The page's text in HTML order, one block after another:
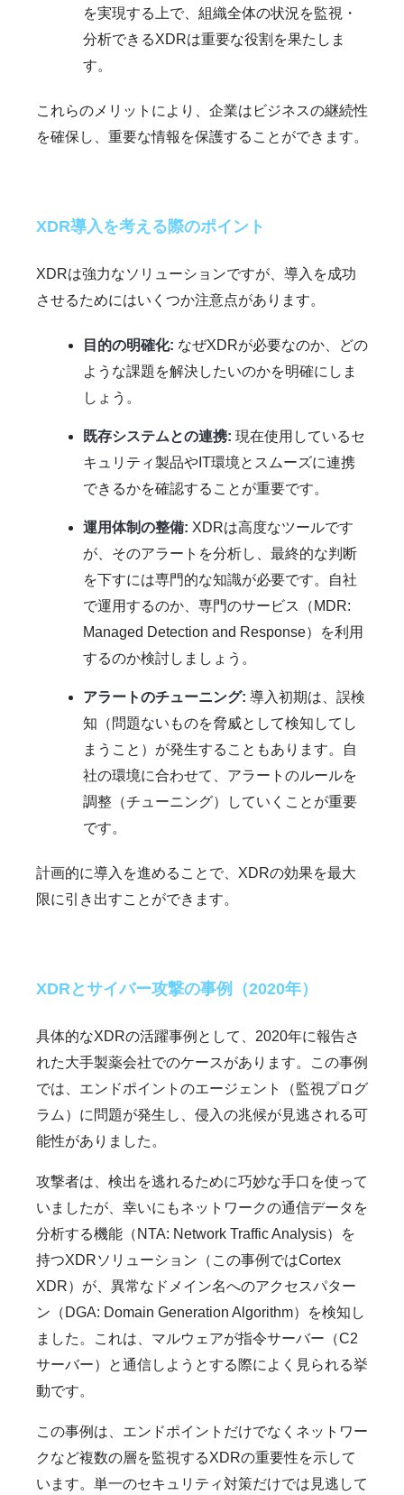
を実現する上で、組織全体の状況を監視・
分析できるXDRは重要な役割を果たしま
す。
これらのメリットにより、企業はビジネスの継続性
を確保し、重要な情報を保護することができます。
XDR導入を考える際のポイント
XDRは強力なソリューションですが、導入を成功
させるためにはいくつか注意点があります。
目的の明確化: なぜXDRが必要なのか、どの
ような課題を解決したいのかを明確にしま
しょう。
既存システムとの連携: 現在使用しているセ
キュリティ製品やIT環境とスムーズに連携
できるかを確認することが重要です。
運用体制の整備: XDRは高度なツールです
が、そのアラートを分析し、最終的な判断
を下すには専門的な知識が必要です。自社
で運用するのか、専門のサービス（MDR:
Managed Detection and Response）を利用
するのか検討しましょう。
アラートのチューニング: 導入初期は、誤検
知（問題ないものを脅威として検知してし
まうこと）が発生することもあります。自
社の環境に合わせて、アラートのルールを
調整（チューニング）していくことが重要
です。
計画的に導入を進めることで、XDRの効果を最大
限に引き出すことができます。
XDRとサイバー攻撃の事例（2020年）
具体的なXDRの活躍事例として、2020年に報告さ
れた大手製薬会社でのケースがあります。この事例
では、エンドポイントのエージェント（監視プログ
ラム）に問題が発生し、侵入の兆候が見逃される可
能性がありました。
攻撃者は、検出を逃れるために巧妙な手口を使って
いましたが、幸いにもネットワークの通信データを
分析する機能（NTA: Network Traffic Analysis）を
持つXDRソリューション（この事例ではCortex
XDR）が、異常なドメイン名へのアクセスパター
ン（DGA: Domain Generation Algorithm）を検知し
ました。これは、マルウェアが指令サーバー（C2
サーバー）と通信しようとする際によく見られる挙
動です。
この事例は、エンドポイントだけでなくネットワー
クなど複数の層を監視するXDRの重要性を示して
います。単一のセキュリティ対策だけでは見逃して